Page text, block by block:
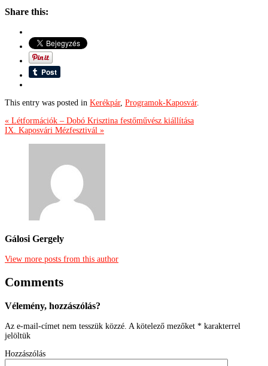
Share this:
This entry was posted in Kerékpár, Programok-Kaposvár.
« Létformációk – Dobó Krisztina festőművész kiállítása
IX. Kaposvári Mézfesztivál »
Gálosi Gergely
View more posts from this author
Comments
Vélemény, hozzászólás?
Az e-mail-címet nem tesszük közzé. A kötelező mezőket * karakterrel
jelöltük
Hozzászólás